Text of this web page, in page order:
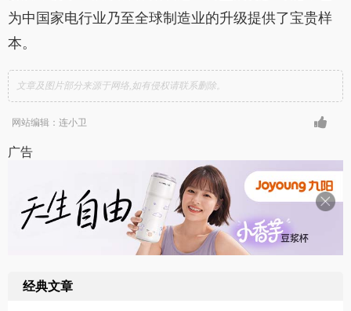
为中国家电行业乃至全球制造业的升级提供了宝贵样
本。
文章及图片部分来源于网络,如有侵权请联系删除。
网站编辑：连小卫
广告
经典文章